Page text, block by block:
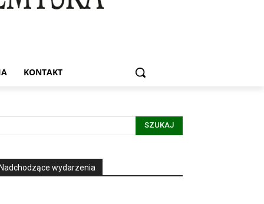
KONTAKT
SZUKAJ
Nadchodzące wydarzenia